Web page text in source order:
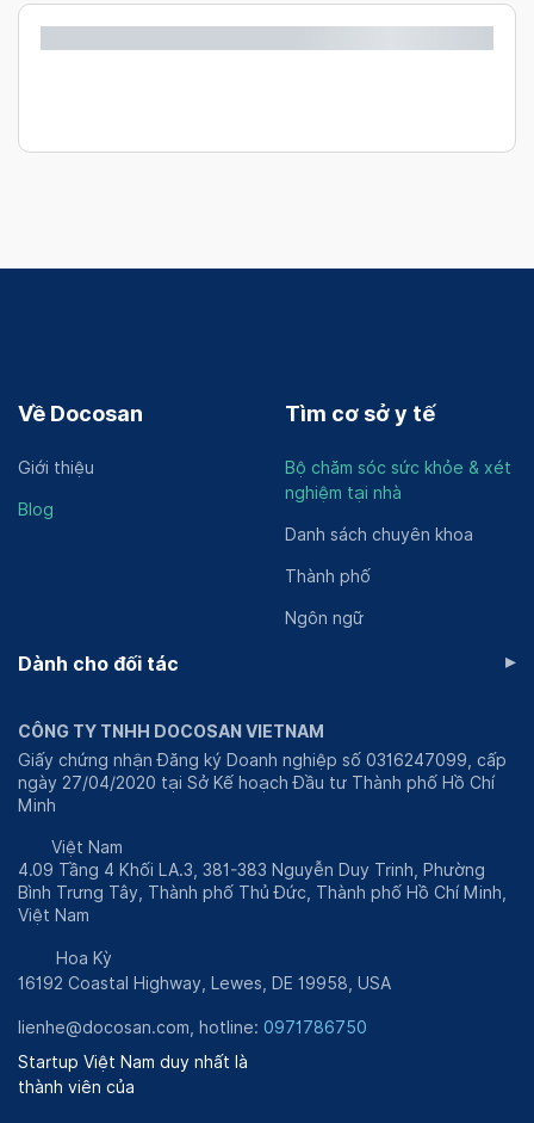
Về Docosan
Giới thiệu
Blog
Tìm cơ sở y tế
Bộ chăm sóc sức khỏe & xét
nghiệm tại nhà
Danh sách chuyên khoa
Thành phố
Ngôn ngữ
Dành cho đối tác ▸
CÔNG TY TNHH DOCOSAN VIETNAM
Giấy chứng nhận Đăng ký Doanh nghiệp số 0316247099, cấp
ngày 27/04/2020 tại Sở Kế hoạch Đầu tư Thành phố Hồ Chí
Minh
Việt Nam
4.09 Tầng 4 Khối LA.3, 381-383 Nguyễn Duy Trinh, Phường
Bình Trưng Tây, Thành phố Thủ Đức, Thành phố Hồ Chí Minh,
Việt Nam
Hoa Kỳ
16192 Coastal Highway, Lewes, DE 19958, USA
lienhe@docosan.com, hotline: 0971786750
Startup Việt Nam duy nhất là
thành viên của